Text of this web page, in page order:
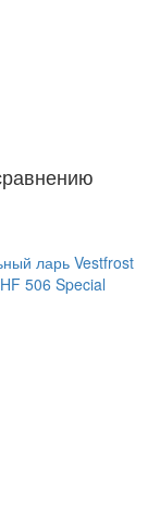
ларь Vestfrost
506 Special